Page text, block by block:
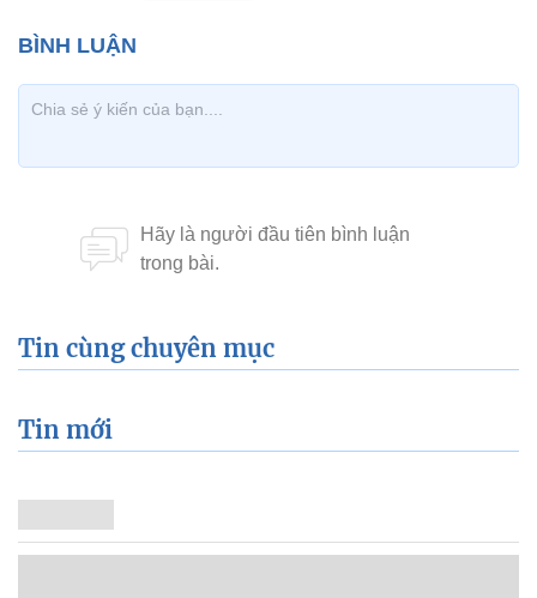
Tin cùng chuyên mục
Tin mới